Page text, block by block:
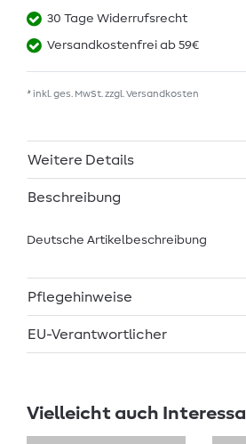
30 Tage Widerrufsrecht
Versandkostenfrei ab 59€
* inkl. ges. MwSt. zzgl.Versandkosten
Weitere Details
Beschreibung
Deutsche Artikelbeschreibung
Pflegehinweise
EU-Verantwortlicher
Vielleicht auch